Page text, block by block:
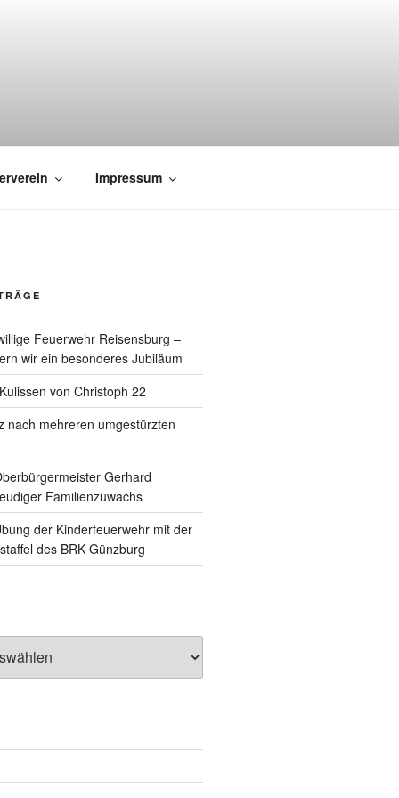
Impressum
Feuerwehr Reisensburg –
wir ein besonderes Jubiläum
von Christoph 22
nach mehreren umgestürzten
Gerhard
Familienzuwachs
der Kinderfeuerwehr mit der
des BRK Günzburg